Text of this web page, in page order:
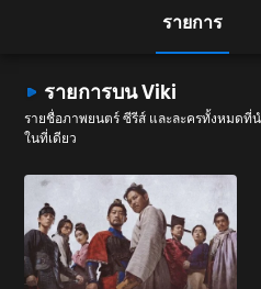
รายการ
รายการบน Viki
รายชื่อภาพยนตร์ ซีรีส์ และละครทั้งหมดที่
ในที่เดียว